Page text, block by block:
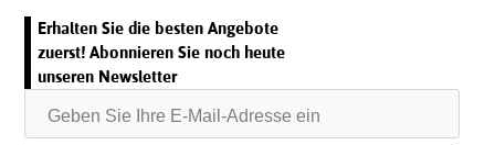
Erhalten Sie die besten Angebote
zuerst! Abonnieren Sie noch heute
unseren Newsletter